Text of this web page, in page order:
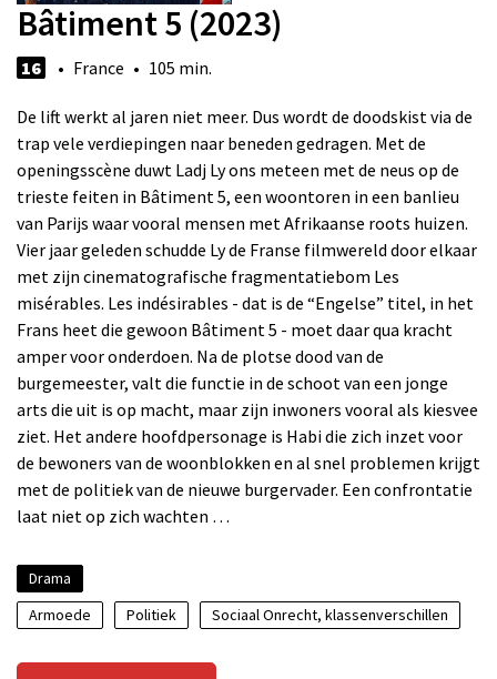
Bâtiment 5 (2023)
16 • France • 105 min.
De lift werkt al jaren niet meer. Dus wordt de doodskist via de
trap vele verdiepingen naar beneden gedragen. Met de
openingsscène duwt Ladj Ly ons meteen met de neus op de
trieste feiten in Bâtiment 5, een woontoren in een banlieu
van Parijs waar vooral mensen met Afrikaanse roots huizen.
Vier jaar geleden schudde Ly de Franse filmwereld door elkaar
met zijn cinematografische fragmentatiebom Les
misérables. Les indésirables - dat is de “Engelse” titel, in het
Frans heet die gewoon Bâtiment 5 - moet daar qua kracht
amper voor onderdoen. Na de plotse dood van de
burgemeester, valt die functie in de schoot van een jonge
arts die uit is op macht, maar zijn inwoners vooral als kiesvee
ziet. Het andere hoofdpersonage is Habi die zich inzet voor
de bewoners van de woonblokken en al snel problemen krijgt
met de politiek van de nieuwe burgervader. Een confrontatie
laat niet op zich wachten …
Drama
Armoede
Politiek Sociaal Onrecht, klassenverschillen